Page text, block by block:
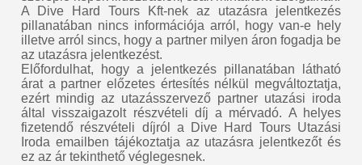
A Dive Hard Tours Kft-nek az utazásra jelentkezés
pillanatában nincs információja arról, hogy van-e hely
illetve arról sincs, hogy a partner milyen áron fogadja be
az utazásra jelentkezést.
Előfordulhat, hogy a jelentkezés pillanatában látható
árat a partner előzetes értesítés nélkül megváltoztatja,
ezért mindig az utazásszervező partner utazási iroda
által visszaigazolt részvételi díj a mérvadó. A helyes
fizetendő részvételi díjról a Dive Hard Tours Utazási
Iroda emailben tájékoztatja az utazásra jelentkezőt és
ez az ár tekinthető véglegesnek.